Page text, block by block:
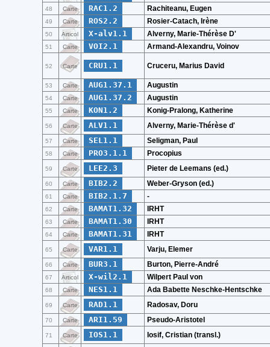
48 Carte RAC1.2 Rachiteanu, Eugen
49 Carte ROS2.2 Rosier-Catach, Irène
50 Articol X-alv1.1 Alverny, Marie-Thérèse D'
51 Carte VOI2.1 Armand-Alexandru, Voinov
52 Carte CRU1.1 Cruceru, Marius David
53 Carte AUG1.37.1 Augustin
54 Carte AUG1.37.2 Augustin
55 Carte KON1.2 Konig-Pralong, Katherine
56 Carte ALV1.1 Alverny, Marie-Thérèse d'
57 Carte SEL1.1 Seligman, Paul
58 Carte PRO3.1.1 Procopius
59 Carte LEE2.3 Pieter de Leemans (ed.)
60 Carte BIB2.2 Weber-Gryson (ed.)
61 Carte BIB2.1.7 -
62 Carte BAMAT1.32 IRHT
63 Carte BAMAT1.30 IRHT
64 Carte BAMAT1.31 IRHT
65 Carte VAR1.1 Varju, Elemer
66 Carte BUR3.1 Burton, Pierre-André
67 Articol X-wil2.1 Wilpert Paul von
68 Carte NES1.1 Ada Babette Neschke-Hentschke
69 Carte RAD1.1 Radosav, Doru
70 Carte ARI1.59 Pseudo-Aristotel
71 Carte IOS1.1 Iosif, Cristian (transl.)